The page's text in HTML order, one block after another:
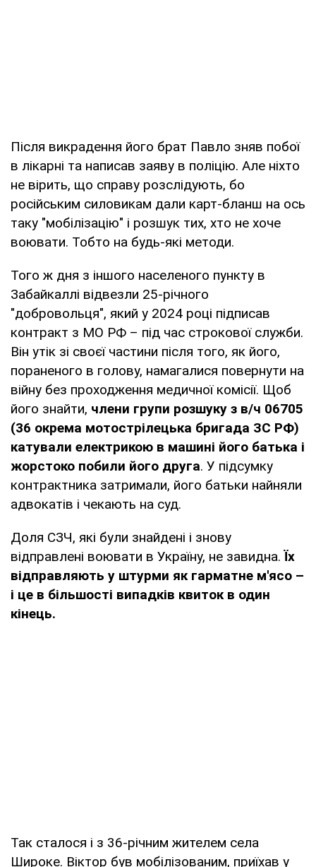
Після викрадення його брат Павло зняв побої
в лікарні та написав заяву в поліцію. Але ніхто
не вірить, що справу розслідують, бо
російським силовикам дали карт-бланш на ось
таку "мобілізацію" і розшук тих, хто не хоче
воювати. Тобто на будь-які методи.
Того ж дня з іншого населеного пункту в
Забайкаллі відвезли 25-річного
"добровольця", який у 2024 році підписав
контракт з МО РФ – під час строкової служби.
Він утік зі своєї частини після того, як його,
пораненого в голову, намагалися повернути на
війну без проходження медичної комісії. Щоб
його знайти, члени групи розшуку з в/ч 06705
(36 окрема мотострілецька бригада ЗС РФ)
катували електрикою в машині його батька і
жорстоко побили його друга. У підсумку
контрактника затримали, його батьки найняли
адвокатів і чекають на суд.
Доля СЗЧ, які були знайдені і знову
відправлені воювати в Україну, не завидна.Їх
відправляють у штурми як гарматне м'ясо –
і це в більшості випадків квиток в один
кінець.
Так сталося і з 36-річним жителем села
Широке. Віктор був мобілізованим, приїхав у